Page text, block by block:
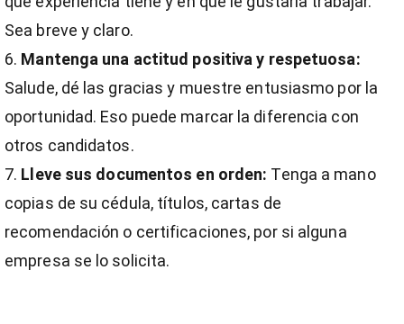
Sea breve y claro.
Mantenga una actitud positiva y respetuosa:
Salude, dé las gracias y muestre entusiasmo por la
oportunidad. Eso puede marcar la diferencia con
otros candidatos.
Lleve sus documentos en orden: Tenga a mano
copias de su cédula, títulos, cartas de
recomendación o certificaciones, por si alguna
empresa se lo solicita.